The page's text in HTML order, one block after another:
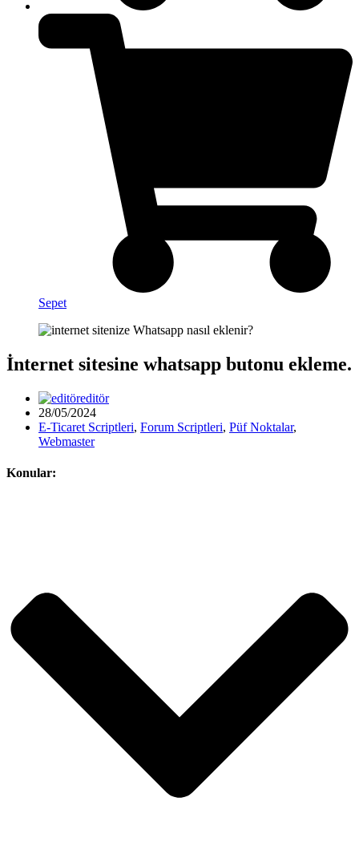
Sepet
İnternet sitesine whatsapp butonu ekleme.
editör
28/05/2024
E-Ticaret Scriptleri, Forum Scriptleri, Püf Noktalar,
Webmaster
Konular: